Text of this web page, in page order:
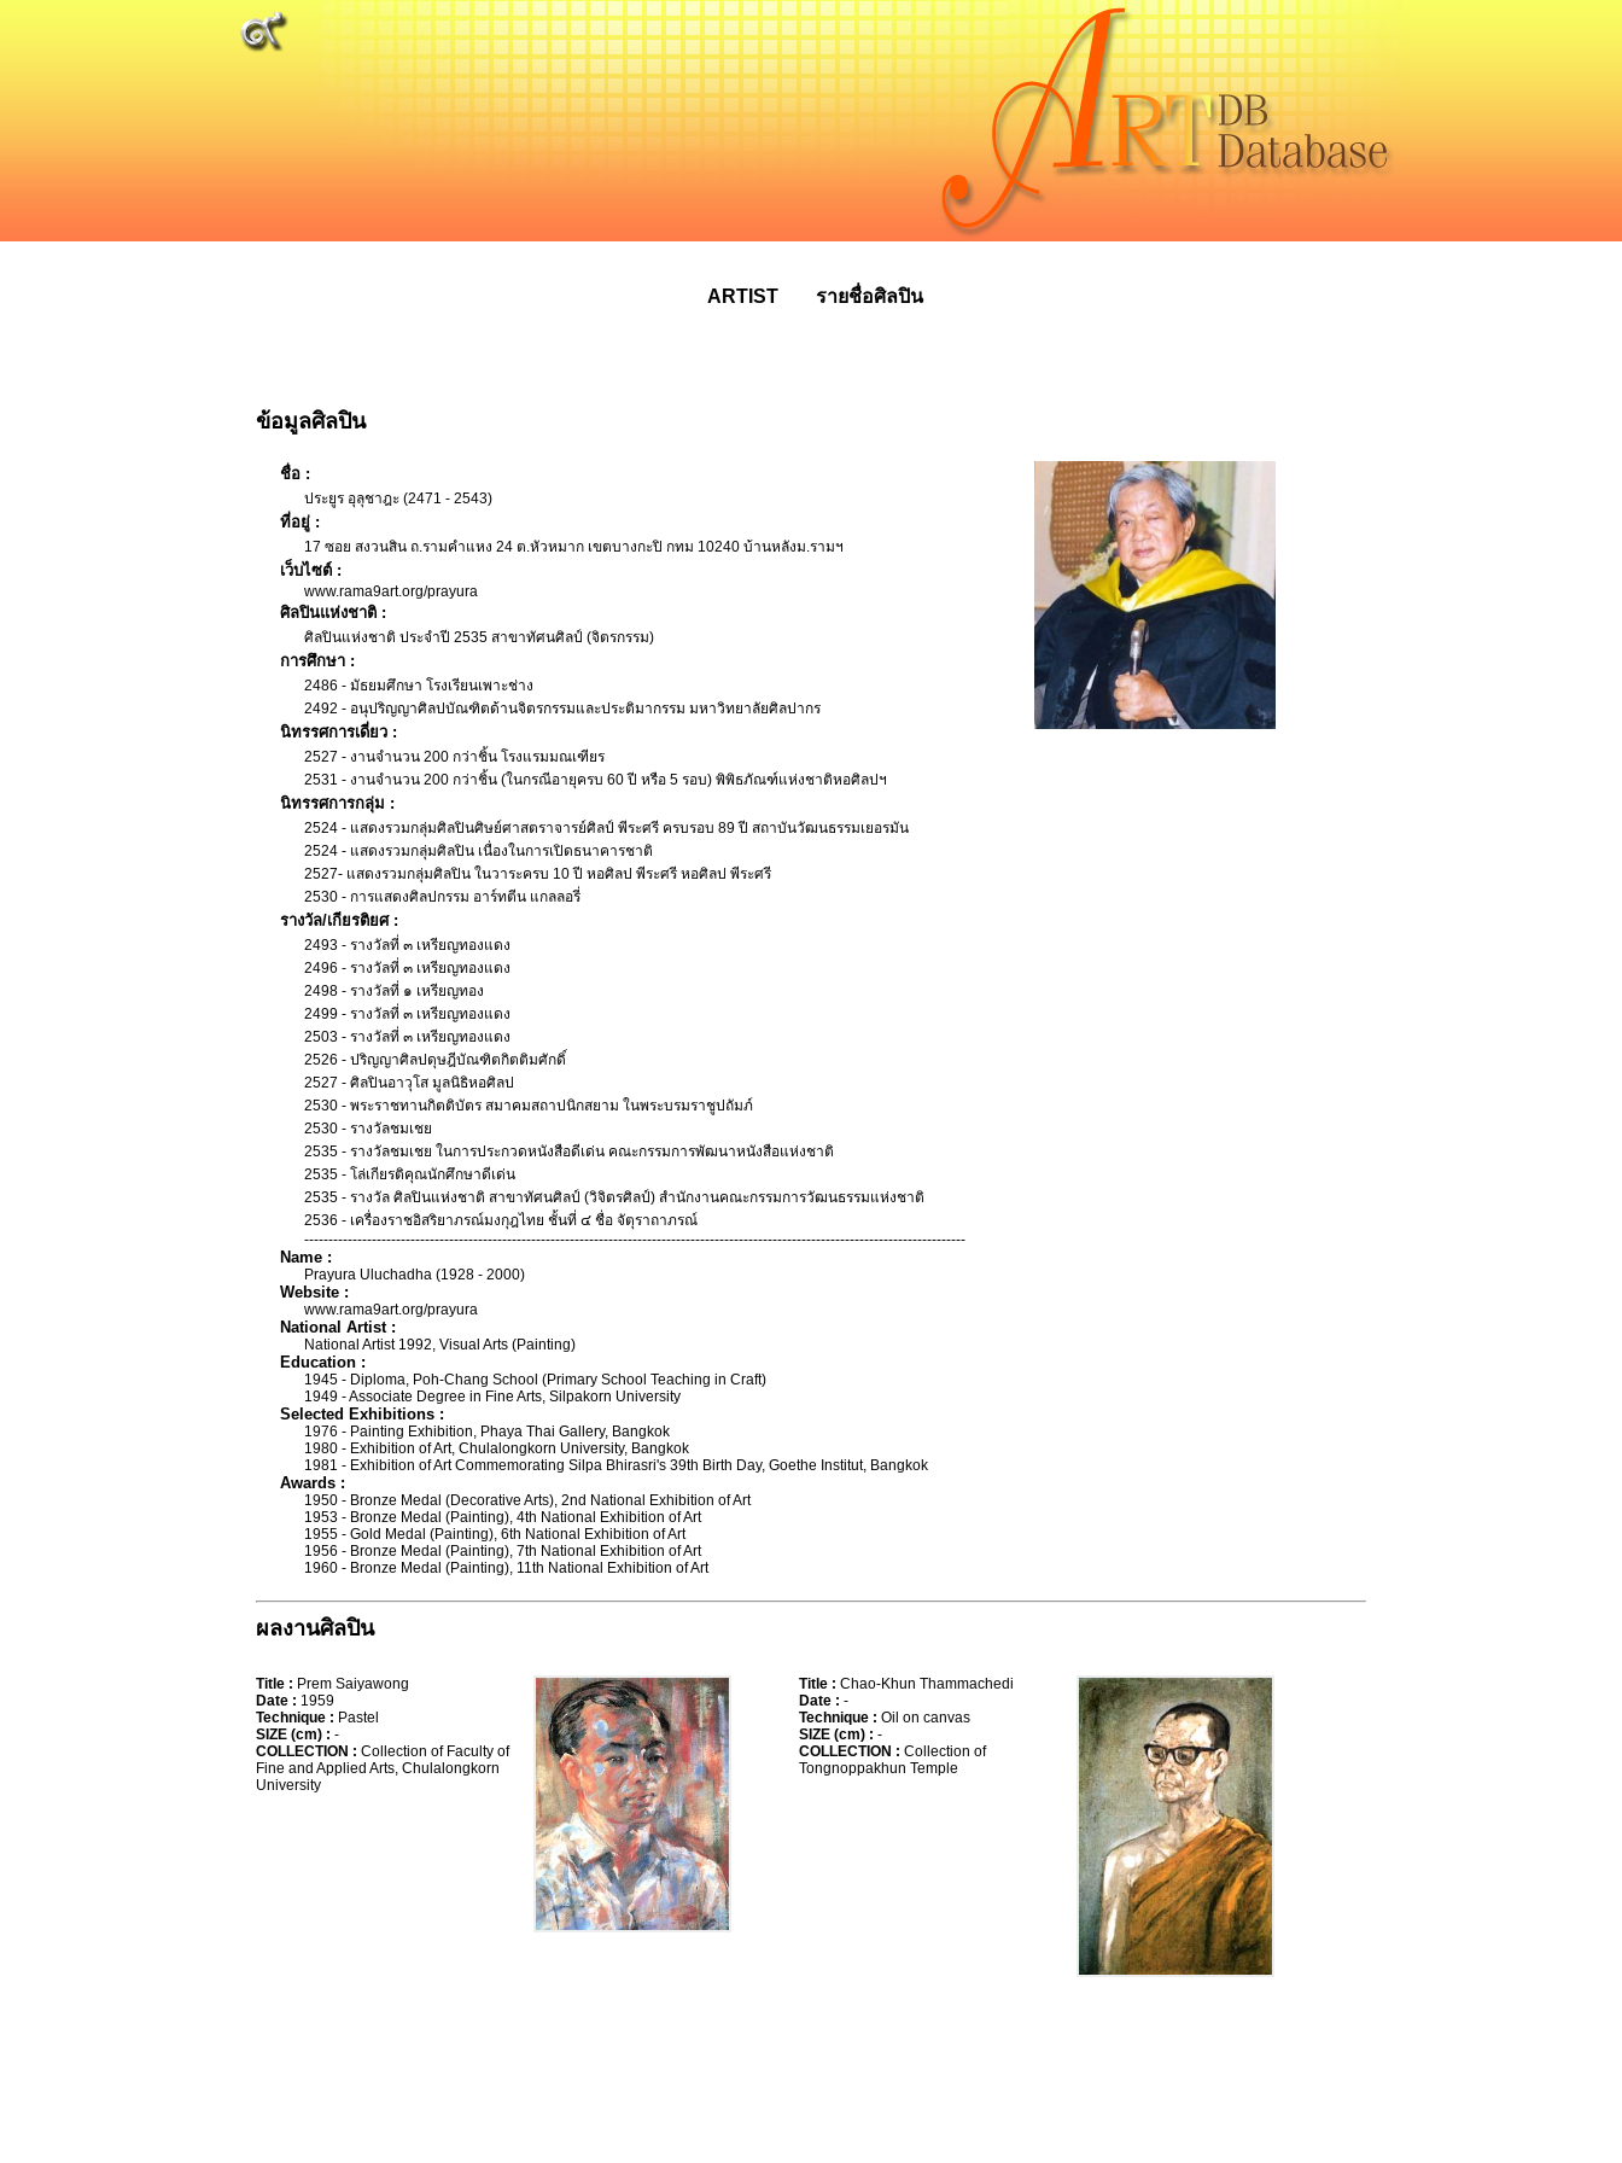
ARTIST รายชื่อศิลปิน
ข้อมูลศิลปิน
ชื่อ :
ประยูร อุลุชาฎะ (2471 - 2543)
ที่อยู่ :
17 ซอย สงวนสิน ถ.รามคำแหง 24 ต.หัวหมาก เขตบางกะปิ กทม 10240 บ้านหลังม.รามฯ
เว็บไซต์ :
www.rama9art.org/prayura
ศิลปินแห่งชาติ :
ศิลปินแห่งชาติ ประจำปี 2535 สาขาทัศนศิลป์ (จิตรกรรม)
การศึกษา :
2486 - มัธยมศึกษา โรงเรียนเพาะช่าง
2492 - อนุปริญญาศิลปบัณฑิตด้านจิตรกรรมและประติมากรรม มหาวิทยาลัยศิลปากร
นิทรรศการเดี่ยว :
2527 - งานจำนวน 200 กว่าชิ้น โรงแรมมณเฑียร
2531 - งานจำนวน 200 กว่าชิ้น (ในกรณีอายุครบ 60 ปี หรือ 5 รอบ) พิพิธภัณฑ์แห่งชาติหอศิลปฯ
นิทรรศการกลุ่ม :
2524 - แสดงรวมกลุ่มศิลปินศิษย์ศาสตราจารย์ศิลป์ พีระศรี ครบรอบ 89 ปี สถาบันวัฒนธรรมเยอรมัน
2524 - แสดงรวมกลุ่มศิลปิน เนื่องในการเปิดธนาคารชาติ
2527- แสดงรวมกลุ่มศิลปิน ในวาระครบ 10 ปี หอศิลป พีระศรี หอศิลป พีระศรี
2530 - การแสดงศิลปกรรม อาร์ทตีน แกลลอรี่
รางวัล/เกียรติยศ :
2493 - รางวัลที่ ๓ เหรียญทองแดง
2496 - รางวัลที่ ๓ เหรียญทองแดง
2498 - รางวัลที่ ๑ เหรียญทอง
2499 - รางวัลที่ ๓ เหรียญทองแดง
2503 - รางวัลที่ ๓ เหรียญทองแดง
2526 - ปริญญาศิลปดุษฎีบัณฑิตกิตติมศักดิ์
2527 - ศิลปินอาวุโส มูลนิธิหอศิลป
2530 - พระราชทานกิตติบัตร สมาคมสถาปนิกสยาม ในพระบรมราชูปถัมภ์
2530 - รางวัลชมเชย
2535 - รางวัลชมเชย ในการประกวดหนังสือดีเด่น คณะกรรมการพัฒนาหนังสือแห่งชาติ
2535 - โล่เกียรติคุณนักศึกษาดีเด่น
2535 - รางวัล ศิลปินแห่งชาติ สาขาทัศนศิลป์ (วิจิตรศิลป์) สำนักงานคณะกรรมการวัฒนธรรมแห่งชาติ
2536 - เครื่องราชอิสริยาภรณ์มงกุฎไทย ชั้นที่ ๔ ชื่อ จัตุราถาภรณ์
-----------------------------------------------------------------------------------------------------------------------------------------
Name :
Prayura Uluchadha (1928 - 2000)
Website :
www.rama9art.org/prayura
National Artist :
National Artist 1992, Visual Arts (Painting)
Education :
1945 - Diploma, Poh-Chang School (Primary School Teaching in Craft)
1949 - Associate Degree in Fine Arts, Silpakorn University
Selected Exhibitions :
1976 - Painting Exhibition, Phaya Thai Gallery, Bangkok
1980 - Exhibition of Art, Chulalongkorn University, Bangkok
1981 - Exhibition of Art Commemorating Silpa Bhirasri's 39th Birth Day, Goethe Institut, Bangkok
Awards :
1950 - Bronze Medal (Decorative Arts), 2nd National Exhibition of Art
1953 - Bronze Medal (Painting), 4th National Exhibition of Art
1955 - Gold Medal (Painting), 6th National Exhibition of Art
1956 - Bronze Medal (Painting), 7th National Exhibition of Art
1960 - Bronze Medal (Painting), 11th National Exhibition of Art
ผลงานศิลปิน
Title : Prem Saiyawong
Date : 1959
Technique : Pastel
SIZE (cm) : -
COLLECTION : Collection of Faculty of
Fine and Applied Arts, Chulalongkorn
University
Title : Chao-Khun Thammachedi
Date : -
Technique : Oil on canvas
SIZE (cm) : -
COLLECTION : Collection of
Tongnoppakhun Temple